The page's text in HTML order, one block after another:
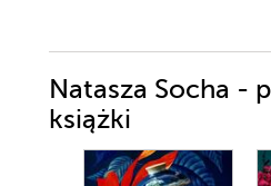
Natasza Socha -
książki